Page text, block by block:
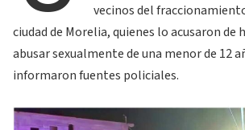
vecinos del
ciudad de Morelia, quienes lo acusaron
abusar sexualmente de una menor de 12
informaron fuentes policiales.